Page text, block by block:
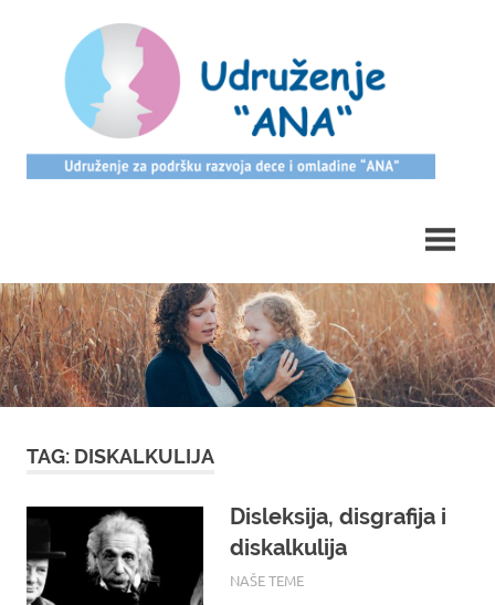
TAG: DISKALKULIJA
Disleksija, disgrafija i
diskalkulija
16/08/2017
ROOT
NAŠE TEME